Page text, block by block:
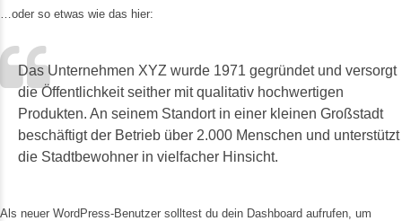
…oder so etwas wie das hier:
Das Unternehmen XYZ wurde 1971 gegründet und versorgt
die Öffentlichkeit seither mit qualitativ hochwertigen
Produkten. An seinem Standort in einer kleinen Großstadt
beschäftigt der Betrieb über 2.000 Menschen und unterstützt
die Stadtbewohner in vielfacher Hinsicht.
Als neuer WordPress-Benutzer solltest du dein Dashboard aufrufen, um